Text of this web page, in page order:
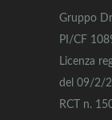
Gruppo
PI/CF
Licenza
del 09/2/
RCT n.